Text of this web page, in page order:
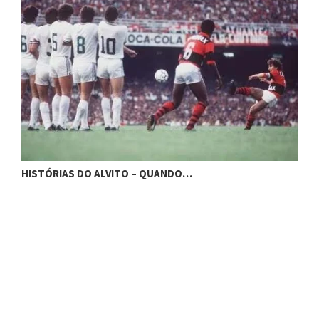
– QUANDO…